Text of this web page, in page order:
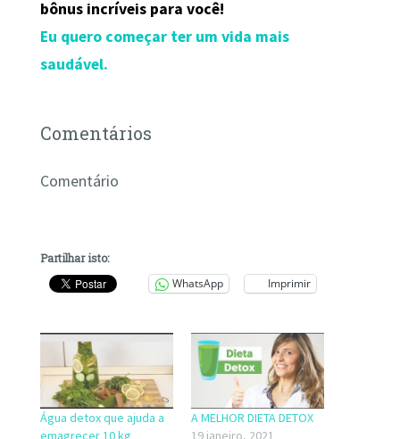
bônus incríveis para você!
Eu quero começar ter um vida mais
saudável.
Comentários
Comentário
Partilhar isto:
WhatsApp Imprimir
Água detox que ajuda a
emagrecer 10 kg
A MELHOR DIETA DETOX
19 janeiro, 2021